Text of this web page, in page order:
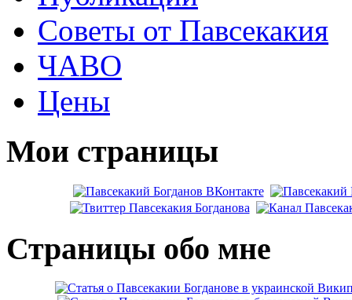
Советы от Павсекакия
ЧАВО
Цены
Мои страницы
Страницы обо мне